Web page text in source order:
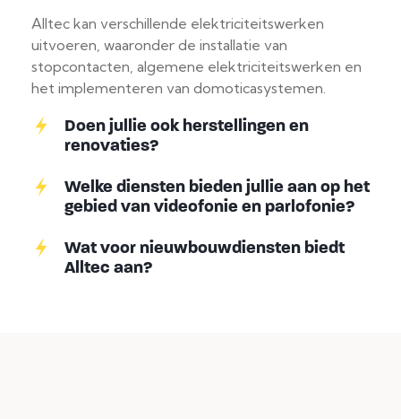
Alltec kan verschillende elektriciteitswerken
uitvoeren, waaronder de installatie van
stopcontacten, algemene elektriciteitswerken en
het implementeren van domoticasystemen.
Doen jullie ook herstellingen en
renovaties?
Welke diensten bieden jullie aan op het
gebied van videofonie en parlofonie?
Wat voor nieuwbouwdiensten biedt
Alltec aan?